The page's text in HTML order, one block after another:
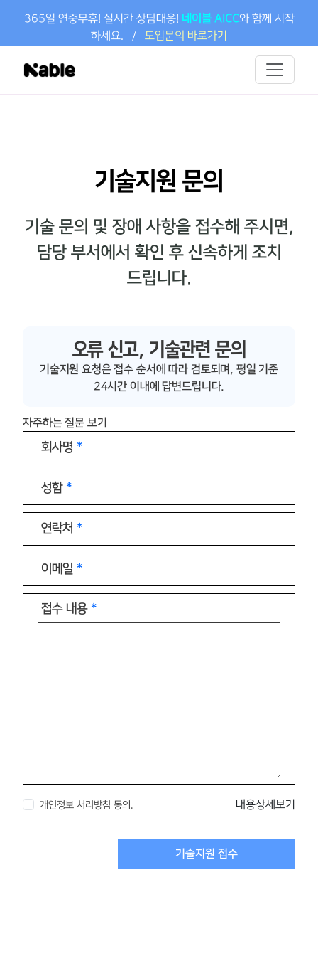
본문 바로가기
365일 연중무휴! 실시간 상담대응! 네이블 AICC와 함께 시작
하세요.
/ 도입문의 바로가기
기술지원 문의
기술 문의 및 장애 사항을 접수해 주시면,
담당 부서에서 확인 후 신속하게 조치
드립니다.
오류 신고, 기술관련 문의
기술지원 요청은 접수 순서에 따라 검토되며, 평일 기준
24시간 이내에 답변드립니다.
자주하는 질문 보기
회사명
성함
연락처
이메일
접수 내용
개인정보 처리방침 동의. 내용상세보기
기술지원 접수